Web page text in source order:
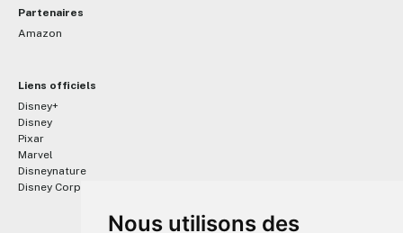
Nous utilisons des
Partenaires
Amazon
Liens officiels
Disney+
Disney
Pixar
Marvel
Disneynature
Disney Corporate